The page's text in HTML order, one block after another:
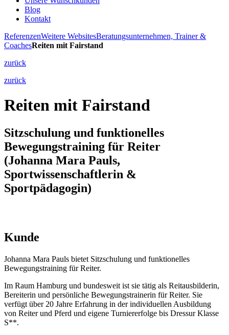
Blog
Kontakt
ReferenzenWeitere WebsitesBeratungsunternehmen, Trainer &
CoachesReiten mit Fairstand
zurück
zurück
Reiten mit Fairstand
Sitzschulung und funktionelles
Bewegungstraining für Reiter
(Johanna Mara Pauls,
Sportwissenschaftlerin &
Sportpädagogin)
Kunde
Johanna Mara Pauls bietet Sitzschulung und funktionelles
Bewegungstraining für Reiter.
Im Raum Hamburg und bundesweit ist sie tätig als Reitausbilderin,
Bereiterin und persönliche Bewegungstrainerin für Reiter. Sie
verfügt über 20 Jahre Erfahrung in der individuellen Ausbildung
von Reiter und Pferd und eigene Turniererfolge bis Dressur Klasse
S**.